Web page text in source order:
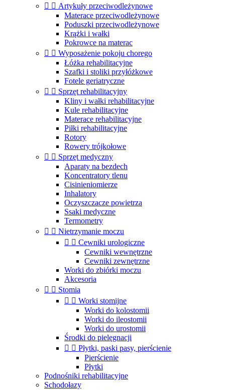
  Artykuły przeciwodleżynowe
Materace przeciwodleżynowe
Poduszki przeciwodleżynowe
Krążki i wałki
Pokrowce na materac
  Wyposażenie pokoju chorego
Łóżka rehabilitacyjne
Szafki i stoliki przyłóżkowe
Fotele geriatryczne
  Sprzęt rehabilitacyjny
Kliny i wałki rehabilitacyjne
Kule rehabilitacyjne
Materace rehabilitacyjne
Piłki rehabilitacyjne
Rotory
Rowery trójkołowe
  Sprzęt medyczny
Aparaty na bezdech
Koncentratory tlenu
Cisinieniomierze
Inhalatory
Oczyszczacze powietrza
Ssaki medyczne
Termometry
  Nietrzymanie moczu
  Cewniki urologiczne
Cewniki wewnętrzne
Cewniki zewnętrzne
Worki do zbiórki moczu
Akcesoria
  Stomia
  Worki stomijne
Worki do kolostomii
Worki do ileostomii
Worki do urostomii
Środki do pielęgnacji
  Płytki, paski pasy, pierścienie
Pierścienie
Płytki
Podnośniki rehabilitacyjne
Schodołazy